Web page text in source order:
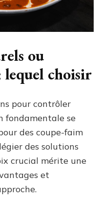
ou
lequel choisir
pour contrôler
fondamentale se
des coupe-faim
des solutions
crucial mérite une
et